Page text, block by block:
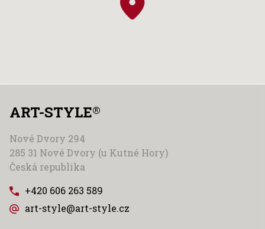
ART-STYLE®
Nové Dvory 294
285 31 Nové Dvory (u Kutné Hory)
Česká republika
+420 606 263 589
art-style@art-style.cz